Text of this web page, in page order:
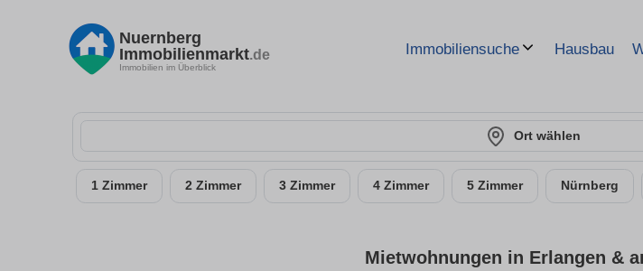
Nuernberg
Immobilienmarkt.de
Immobilien im Überblick
Immobiliensuche Hausbau
Ort wählen
1 Zimmer 2 Zimmer 3 Zimmer 4 Zimmer 5 Zimmer Nürnberg
Mietwohnungen in Erlangen &